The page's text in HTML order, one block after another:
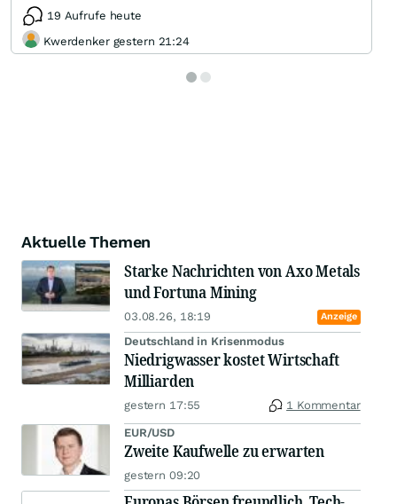
19 Aufrufe heute
Kwerdenker gestern 21:24
Aktuelle Themen
Starke Nachrichten von Axo Metals
und Fortuna Mining
03.08.26, 18:19 Anzeige
Deutschland in Krisenmodus
Niedrigwasser kostet Wirtschaft
Milliarden
gestern 17:55 1 Kommentar
EUR/USD
Zweite Kaufwelle zu erwarten
gestern 09:20